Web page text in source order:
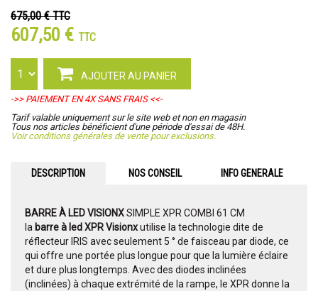
675,00 €TTC
607,50 € TTC
AJOUTER AU PANIER
->> PAIEMENT EN 4X SANS FRAIS <<-
Tarif valable uniquement sur le site web et non en magasin
Tous nos articles bénéficient d'une période d'essai de 48H.
Voir conditions générales de vente pour exclusions.
DESCRIPTION NOS CONSEIL INFO GENERALE
BARRE À LED VISIONXSIMPLE XPR COMBI 61 CM
la barre à led XPR Visionxutilise la technologie dite de
réflecteur IRIS avec seulement 5 ° de faisceau par diode, ce
qui offre une portée plus longue pour que la lumière éclaire
et dure plus longtemps. Avec des diodes inclinées
(inclinées) à chaque extrémité de la rampe, le XPR donne la